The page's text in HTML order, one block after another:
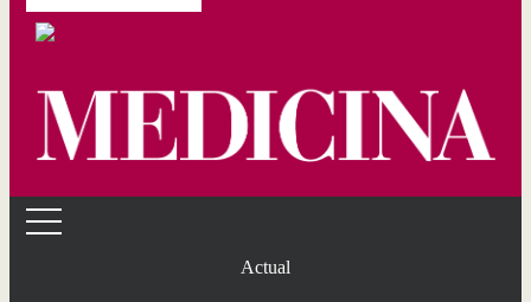
Actual